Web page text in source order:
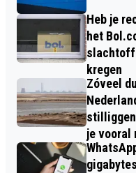
Heb je
het
kregen
Zóveel
je vooral